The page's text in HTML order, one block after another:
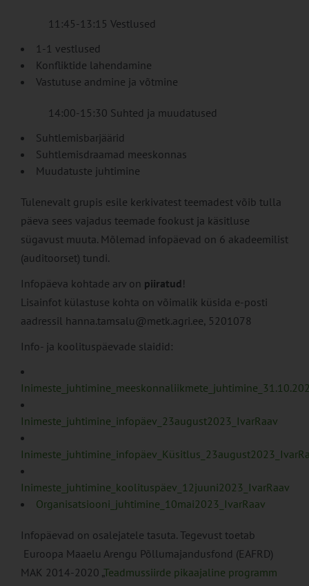
11:45-13:15 Vestlused
1-1 vestlused
Konfliktide lahendamine
Vastutuse andmine ja võtmine
14:00-15:30 Suhted ja muudatused
Suhtlemisbarjäärid
Suhtlemisdraamad meeskonnas
Muudatuste juhtimine
Tulenevalt grupis esile kerkivatest teemadest võib tulla
päeva sees vajadus teemade fookust ja käsitluse
sügavust muuta. Mõlemad infopäevad on 6 akadeemilist
(auditoorset) tundi.
Infopäeva kohtade arv on piiratud!
Lisainfot külastuse kohta on võimalik küsida e-posti
aadressil hanna.tamsalu@metk.agri.ee, 5201078
Info- ja koolituspäevade slaidid:
Inimeste_juhtimine_infopäev_23august2023_IvarRaav
Inimeste_juhtimine_koolituspäev_12juuni2023_IvarRaav
Organisatsiooni_juhtimine_10mai2023_IvarRaav
Infopäevad on osalejatele tasuta. Tegevust toetab
Euroopa Maaelu Arengu Põllumajandusfond (EAFRD)
MAK 2014-2020 „Teadmussiirde pikaajaline programm